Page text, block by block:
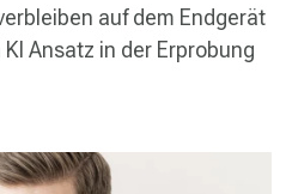
auf dem Endgerät
Ansatz in der Erprobung